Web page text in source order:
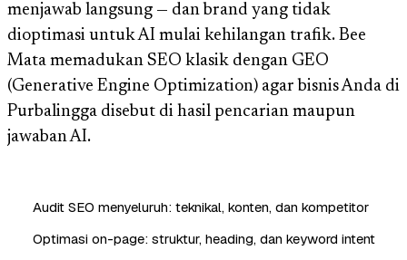
menjawab langsung — dan brand yang tidak
dioptimasi untuk AI mulai kehilangan trafik. Bee
Mata memadukan SEO klasik dengan GEO
(Generative Engine Optimization) agar bisnis Anda di
Purbalingga disebut di hasil pencarian maupun
jawaban AI.
Audit SEO menyeluruh: teknikal, konten, dan kompetitor
Optimasi on-page: struktur, heading, dan keyword intent